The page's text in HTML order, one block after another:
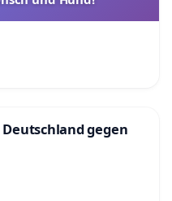
gegen